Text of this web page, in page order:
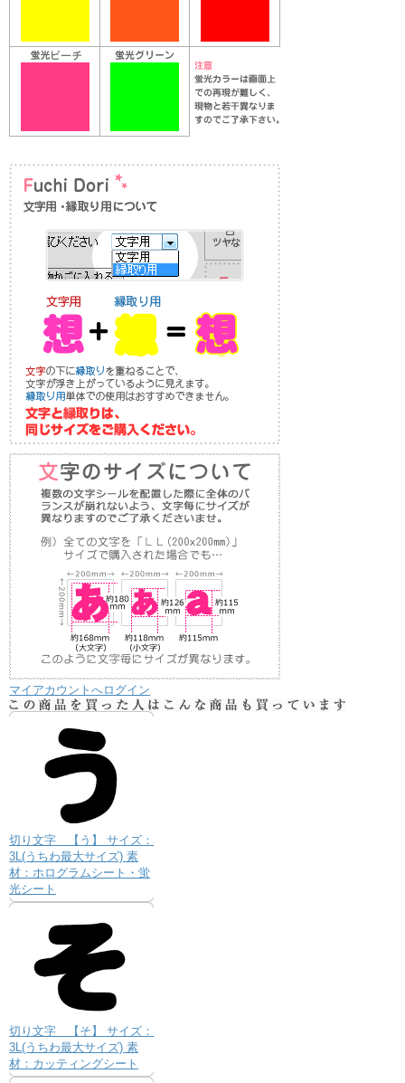
マイアカウントへログイン
切り文字 【う】 サイズ：
3L(うちわ最大サイズ) 素
材：ホログラムシート・蛍
光シート
切り文字 【そ】 サイズ：
3L(うちわ最大サイズ) 素
材：カッティングシート